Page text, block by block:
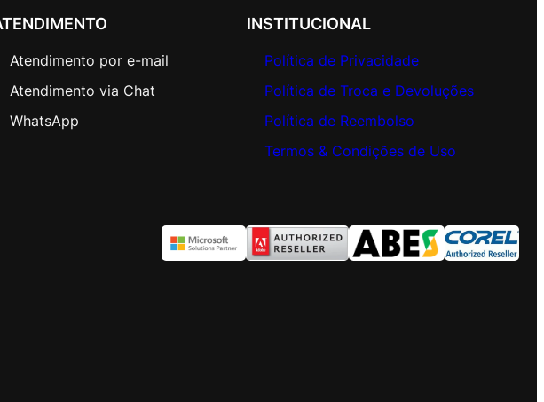
Atendimento por e-mail
Atendimento via Chat
WhatsApp
INSTITUCIONAL
Política de Privacidade
Política de Troca e Devoluções
Política de Reembolso
Termos & Condições de Uso